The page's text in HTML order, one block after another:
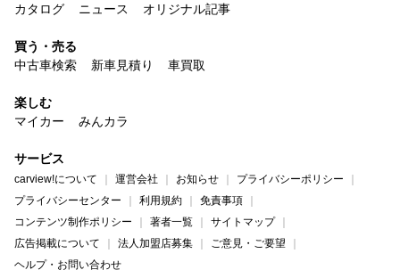
カタログ
ニュース オリジナル記事
買う・売る
中古車検索
新車見積り 車買取
楽しむ
マイカー
みんカラ
サービス
carview!について 運営会社 お知らせ
プライバシーポリシー
プライバシーセンター
利用規約
免責事項
コンテンツ制作ポリシー
著者一覧
サイトマップ
広告掲載について
法人加盟店募集
ご意見・ご要望
ヘルプ・お問い合わせ